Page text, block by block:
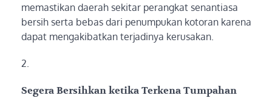
memastikan daerah sekitar perangkat senantiasa
bersih serta bebas dari penumpukan kotoran karena
dapat mengakibatkan terjadinya kerusakan.
Segera Bersihkan ketika Terkena Tumpahan